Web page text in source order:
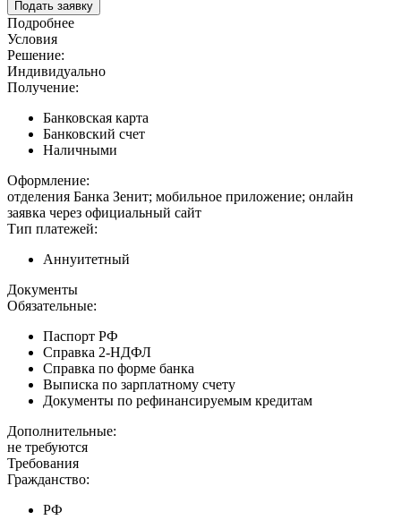
Подать заявку
Подробнее
Условия
Решение:
Индивидуально
Получение:
Банковская карта
Банковский счет
Наличными
Оформление:
отделения Банка Зенит; мобильное приложение; онлайн
заявка через официальный сайт
Тип платежей:
Аннуитетный
Документы
Обязательные:
Паспорт РФ
Справка 2-НДФЛ
Справка по форме банка
Выписка по зарплатному счету
Документы по рефинансируемым кредитам
Дополнительные:
не требуются
Требования
Гражданство:
РФ